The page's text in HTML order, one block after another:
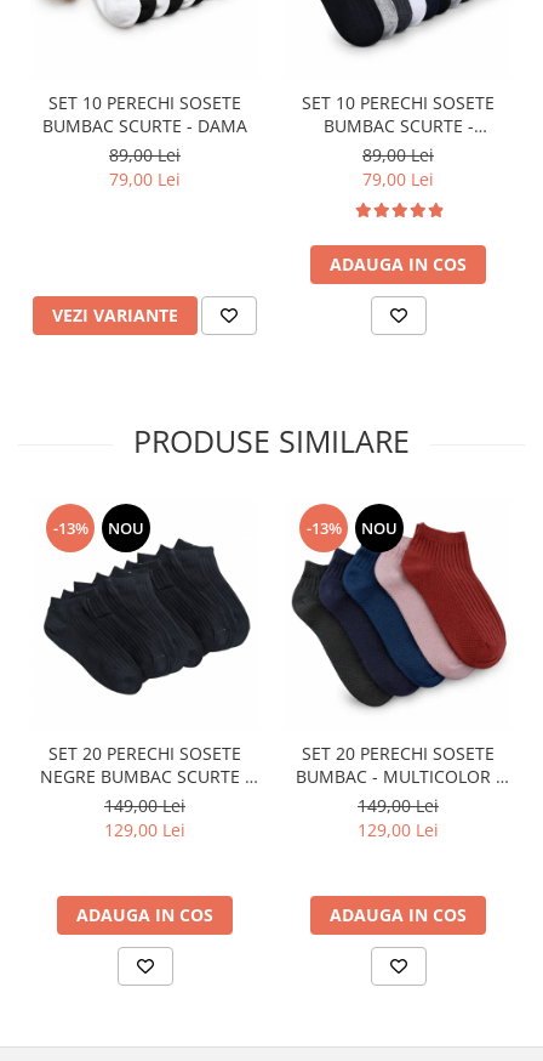
SET 10 PERECHI SOSETE
BUMBAC SCURTE - DAMA
89,00 Lei
79,00 Lei
VEZI VARIANTE
SET 10 PERECHI SOSETE
BUMBAC SCURTE -
MULTICOLOR - BARBATI
89,00 Lei
79,00 Lei
ADAUGA IN COS
PRODUSE SIMILARE
-13% NOU
SET 20 PERECHI SOSETE
NEGRE BUMBAC SCURTE -
BARBATI
149,00 Lei
129,00 Lei
ADAUGA IN COS
-13% NOU
SET 20 PERECHI SOSETE
BUMBAC - MULTICOLOR -
BARBATI
149,00 Lei
129,00 Lei
ADAUGA IN COS